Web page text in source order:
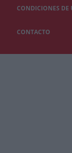
CONDICIONES DE
CONTACTO